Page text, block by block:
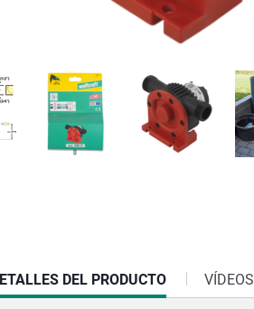
DEL PRODUCTO VÍDEOS